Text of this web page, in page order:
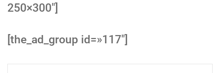
250×300″]
[the_ad_group id=»117″]